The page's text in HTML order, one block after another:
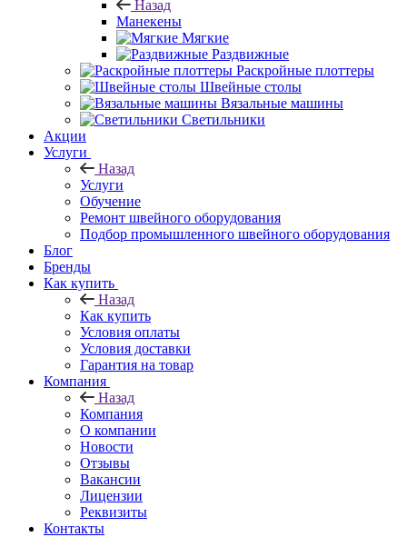
Назад
Манекены
Мягкие
Раздвижные
Раскройные плоттеры
Швейные столы
Вязальные машины
Светильники
Акции
Услуги
Назад
Услуги
Обучение
Ремонт швейного оборудования
Подбор промышленного швейного оборудования
Блог
Бренды
Как купить
Назад
Как купить
Условия оплаты
Условия доставки
Гарантия на товар
Компания
Назад
Компания
О компании
Новости
Отзывы
Вакансии
Лицензии
Реквизиты
Контакты